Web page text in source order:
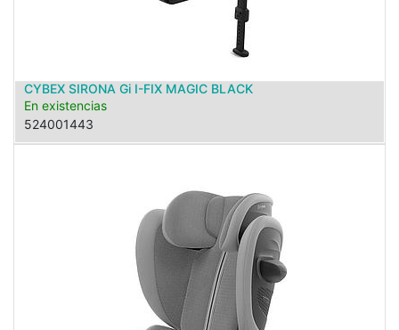
CYBEX SIRONA Gi I-FIX MAGIC BLACK
En existencias
524001443